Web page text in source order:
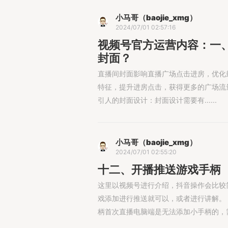
小马哥（baojie_xmg）
2024/07/01 02:57:16
视频号官方运营内容：一
封面？
直播间封面影响直播广场点击进房，优
特征，提升进房点击，获得更多的广场
引人的封面设计：封面设计需要有......
小马哥（baojie_xmg）
2024/07/01 02:55:20
十二、开播推送游戏手柄
这里以视频号进行介绍，抖音操作会比
戏添加进行推送就可以，或者进行讲解
柄首次直播电脑端是无法添加小手柄的